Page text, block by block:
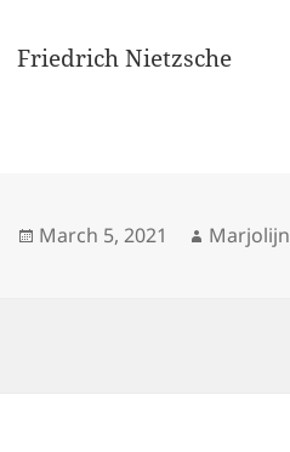
Friedrich Nietzsche
Posted
March 5, 2021 Author
Marjolijn